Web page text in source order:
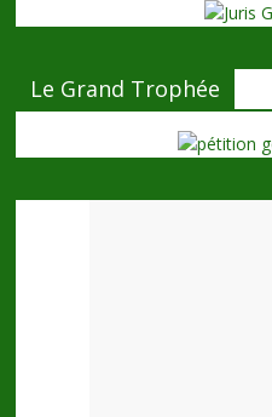
Le Grand Trophée